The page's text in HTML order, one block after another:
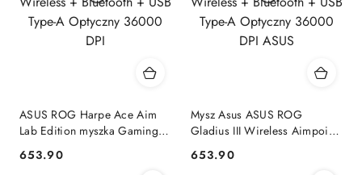
ASUS ROG Harpe Ace Aim
Lab Edition myszka Gaming
Bluetooth + USB Type-A
Cena:
653.90
Mysz Asus ASUS ROG
Gladius III Wireless Aimpoint
Bluetooth + USB Type-A
Cena:
653.90